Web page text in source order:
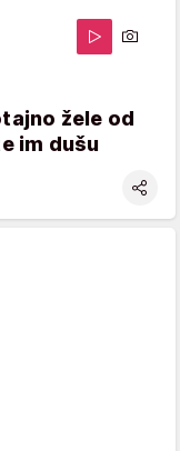
žele od
im dušu